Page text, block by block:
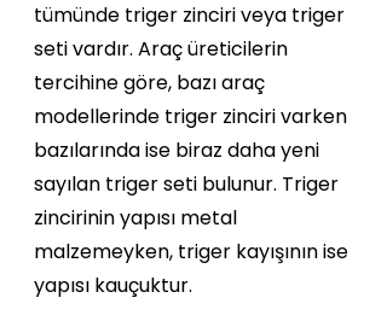
tümünde triger zinciri veya triger
seti vardır. Araç üreticilerin
tercihine göre, bazı araç
modellerinde triger zinciri varken
bazılarında ise biraz daha yeni
sayılan triger seti bulunur. Triger
zincirinin yapısı metal
malzemeyken, triger kayışının ise
yapısı kauçuktur.